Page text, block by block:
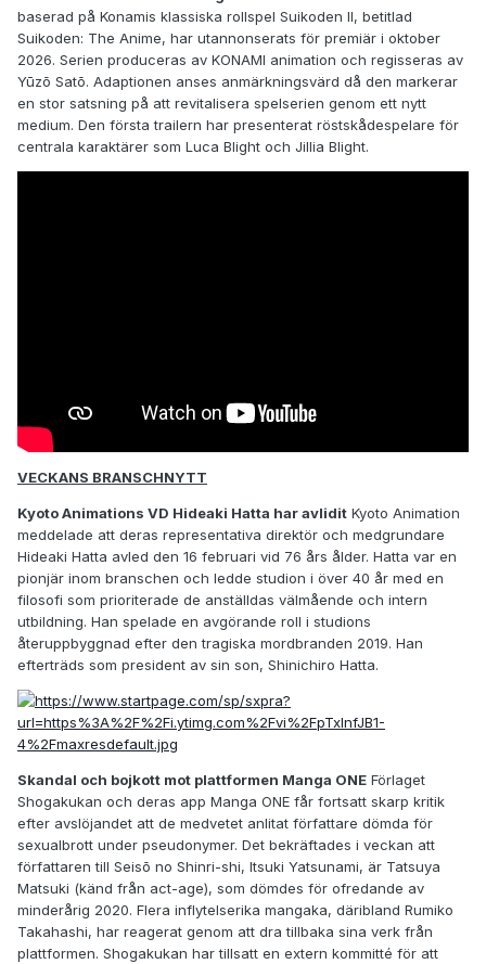
baserad på Konamis klassiska rollspel Suikoden II, betitlad
Suikoden: The Anime, har utannonserats för premiär i oktober
2026. Serien produceras av KONAMI animation och regisseras av
Yūzō Satō. Adaptionen anses anmärkningsvärd då den markerar
en stor satsning på att revitalisera spelserien genom ett nytt
medium. Den första trailern har presenterat röstskådespelare för
centrala karaktärer som Luca Blight och Jillia Blight.
VECKANS BRANSCHNYTT
Kyoto Animations VD Hideaki Hatta har avlidit Kyoto Animation
meddelade att deras representativa direktör och medgrundare
Hideaki Hatta avled den 16 februari vid 76 års ålder. Hatta var en
pionjär inom branschen och ledde studion i över 40 år med en
filosofi som prioriterade de anställdas välmående och intern
utbildning. Han spelade en avgörande roll i studions
återuppbyggnad efter den tragiska mordbranden 2019. Han
efterträds som president av sin son, Shinichiro Hatta.
Skandal och bojkott mot plattformen Manga ONE Förlaget
Shogakukan och deras app Manga ONE får fortsatt skarp kritik
efter avslöjandet att de medvetet anlitat författare dömda för
sexualbrott under pseudonymer. Det bekräftades i veckan att
författaren till Seisō no Shinri-shi, Itsuki Yatsunami, är Tatsuya
Matsuki (känd från act-age), som dömdes för ofredande av
minderårig 2020. Flera inflytelserika mangaka, däribland Rumiko
Takahashi, har reagerat genom att dra tillbaka sina verk från
plattformen. Shogakukan har tillsatt en extern kommitté för att